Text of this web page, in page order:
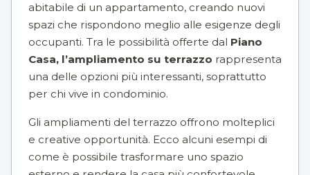
abitabile di un appartamento, creando nuovi
spazi che rispondono meglio alle esigenze degli
occupanti. Tra le possibilità offerte dal Piano
Casa, l’ampliamento su terrazzo rappresenta
una delle opzioni più interessanti, soprattutto
per chi vive in condominio.
Gli ampliamenti del terrazzo offrono molteplici
e creative opportunità. Ecco alcuni esempi di
come è possibile trasformare uno spazio